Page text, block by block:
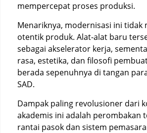
mempercepat proses produksi.
Menariknya, modernisasi ini tidak
otentik produk. Alat-alat baru
sebagai akselerator kerja,
rasa, estetika, dan filosofi
berada sepenuhnya di tangan
SAD.
Dampak paling revolusioner dari
akademis ini adalah perombakan
rantai pasok dan sistem